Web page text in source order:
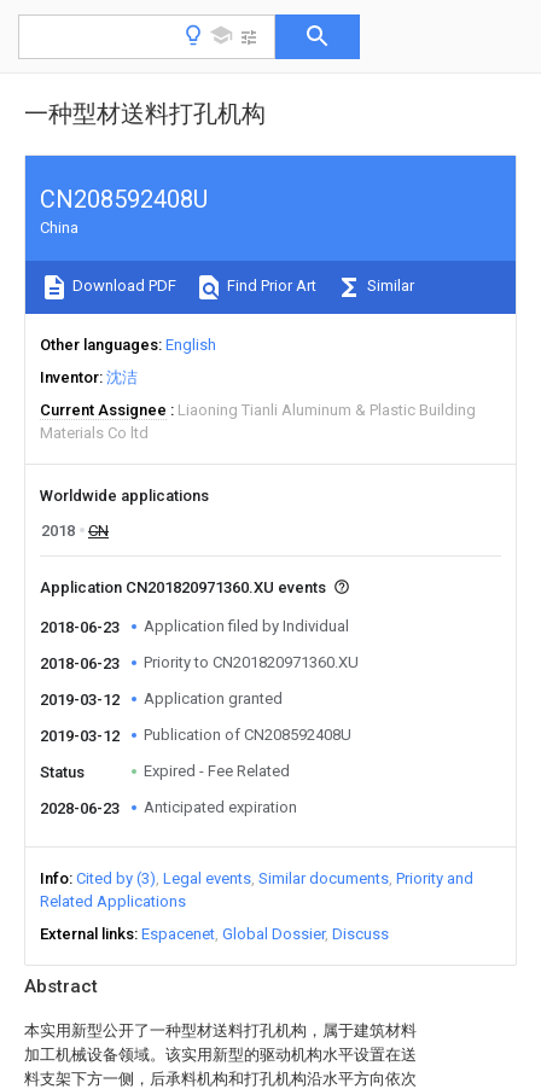
一种型材送料打孔机构
Abstract
本实用新型公开了一种型材送料打孔机构，属于建筑材料
加工机械设备领域。该实用新型的驱动机构水平设置在送
料支架下方一侧，后承料机构和打孔机构沿水平方向依次
CN208592408U
China
Download PDF Find Prior Art Similar
Other languages English
Inventor 沈洁
Current Assignee
Liaoning Tianli Aluminum & Plastic Building
Materials Co ltd
Worldwide applications
2018
CN
Application CN201820971360.XU events
2018-06-23 Application filed by Individual
2018-06-23 Priority to CN201820971360.XU
2019-03-12 Application granted
2019-03-12 Publication of CN208592408U
Status Expired - Fee Related
2028-06-23 Anticipated expiration
Info Cited by (3) Legal events Similar documents Priority and
Related Applications
External links Espacenet Global Dossier Discuss